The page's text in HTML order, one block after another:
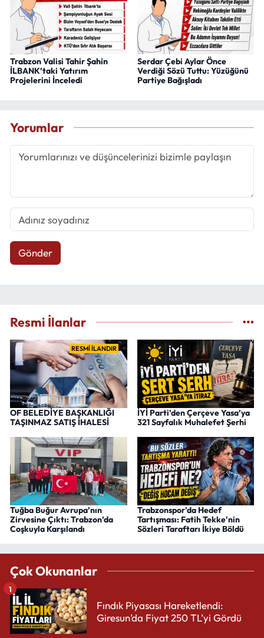
Trabzon Valisi Tahir Şahin
İLBANK’taki Yatırım
Projelerini İnceledi
Serdar Çebi Aylar Önce
Verdiği Sözü Tuttu: Yüzüğünü
Partiye Bağışladı
Yorumlar
Gönder
Resmi İlanlar
RESMİ İLANDIR
OF BELEDİYE BAŞKANLIĞI
TAŞINMAZ SATIŞ İHALESİ
İYİ Parti’den Çerçeve Yasa’ya
321 Sayfalık Muhalefet Şerhi
Tuğba Buğur Avrupa’nın
Zirvesine Çıktı: Trabzon’da
Coşkuyla Karşılandı
Trabzonspor'da Hedef
Tartışması: Fatih Tekke'nin
Sözleri Taraftarı İkiye Böldü
Çok Okunanlar
Fındık Piyasası Hareketlendi:
Giresun’da Fiyat 250 TL’yi Gördü
1